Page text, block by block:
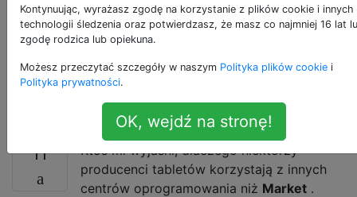
wysyłane bez
zainstalowanego
Market?
11
Ktoś mi wyjaśni, dlaczego niektórzy
producenci tabletów korzystają z innych
centrów oprogramowania niż Market .
Kontynuując, wyrażasz zgodę na korzystanie z plików cookie i innych
technologii śledzenia oraz potwierdzasz, że masz co najmniej 16 lat
zgodę rodzica lub opiekuna.
Możesz przeczytać szczegóły w naszym Polityka plików cookie i
Polityka prywatności.
OK, wejdź na stronę!